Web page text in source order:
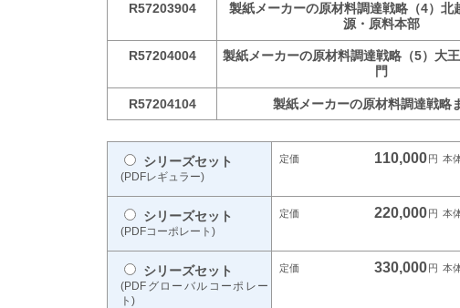
R57203904
製紙メーカーの原材料調達戦略（4）北
源・原料本部
R57204004
製紙メーカーの原材料調達戦略（5）大
門
R57204104 製紙メーカーの原材料調達戦略
シリーズセット
(PDFレギュラー)
110,000
シリーズセット
(PDFコーポレート)
220,000
シリーズセット
(PDFグローバルコーポレー
ト)
330,000